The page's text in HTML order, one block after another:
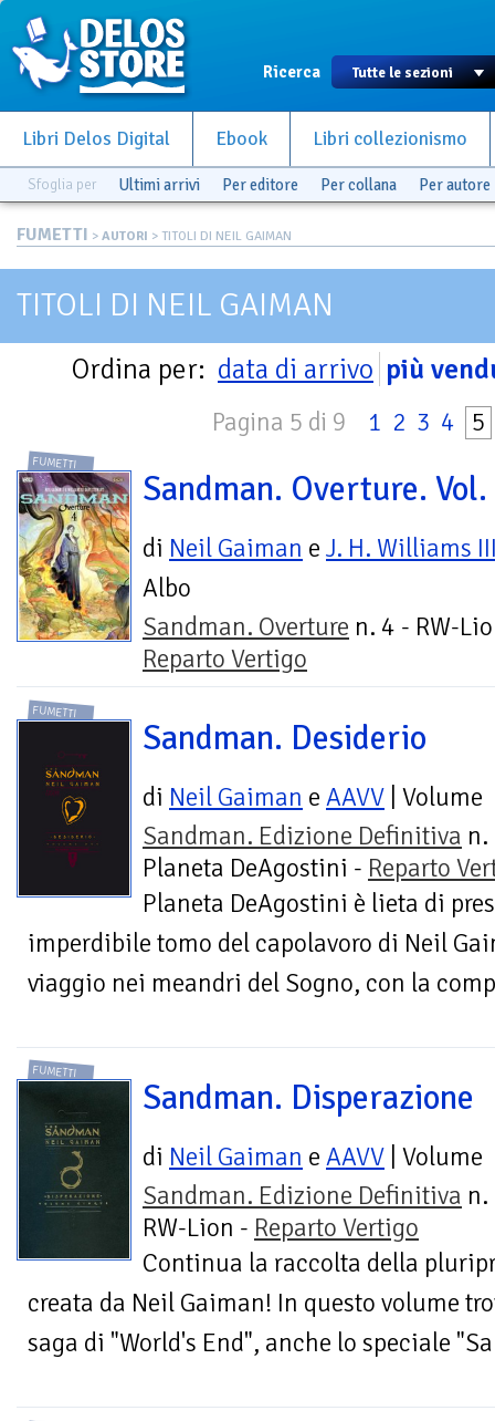
Ricerca
Libri Delos Digital Ebook Libri collezionismo
Sfoglia per Ultimi arrivi Per editore Per collana Per autore
FUMETTI > AUTORI > TITOLI DI NEIL GAIMAN
TITOLI DI NEIL GAIMAN
Ordina per: data di arrivo più
Pagina 5 di 9 1 2 3 4 5
FUMETTI
Sandman. Overture.
di Neil Gaiman e J. H. Williams
Albo
Sandman. Overture n. 4 - RW-
Reparto Vertigo
FUMETTI
Sandman. Desiderio
di Neil Gaiman e AAVV | Volume
Sandman. Edizione Definitiva n.
Planeta DeAgostini - Reparto
Planeta DeAgostini è lieta di
imperdibile tomo del capolavoro di Neil
viaggio nei meandri del Sogno, con la
FUMETTI
Sandman. Disperazione
di Neil Gaiman e AAVV | Volume
Sandman. Edizione Definitiva n.
RW-Lion - Reparto Vertigo
Continua la raccolta della
creata da Neil Gaiman! In questo volume
saga di "World's End", anche lo speciale